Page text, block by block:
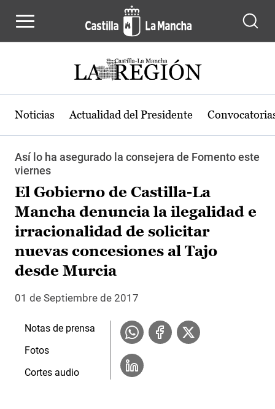
Noticias Actualidad del Presidente
Así lo ha asegurado la consejera de Fomento este
viernes
El Gobierno de Castilla-La
Mancha denuncia la ilegalidad e
irracionalidad de solicitar
nuevas concesiones al Tajo
desde Murcia
01 de Septiembre de 2017
Notas de prensa
Fotos
Cortes audio